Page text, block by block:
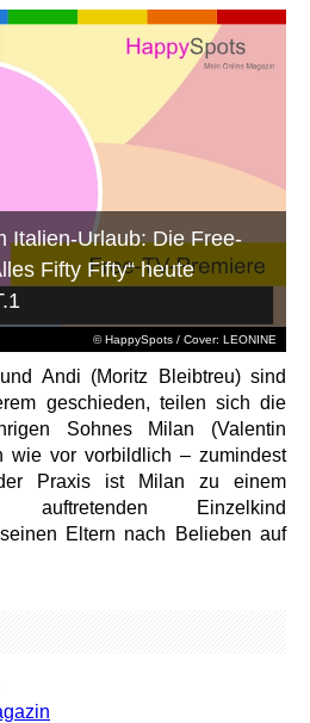
© HappySpots / Cover: LEONINE
Italien-Urlaub: Die Free-
Fifty Fifty“ heute
Andi (Moritz Bleibtreu) sind
geschieden, teilen sich die
Sohnes Milan (Valentin
wie vor vorbildlich – zumindest
Praxis ist Milan zu einem
auftretenden Einzelkind
Eltern nach Belieben auf